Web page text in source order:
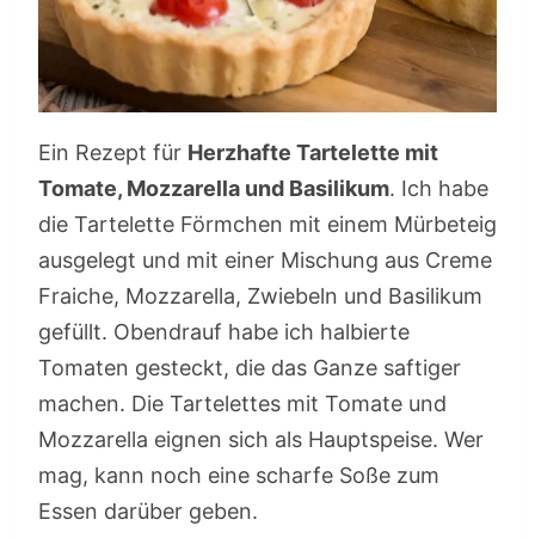
Ein Rezept für Herzhafte Tartelette mit
Tomate, Mozzarella und Basilikum. Ich habe
die Tartelette Förmchen mit einem Mürbeteig
ausgelegt und mit einer Mischung aus Creme
Fraiche, Mozzarella, Zwiebeln und Basilikum
gefüllt. Obendrauf habe ich halbierte
Tomaten gesteckt, die das Ganze saftiger
machen. Die Tartelettes mit Tomate und
Mozzarella eignen sich als Hauptspeise. Wer
mag, kann noch eine scharfe Soße zum
Essen darüber geben.